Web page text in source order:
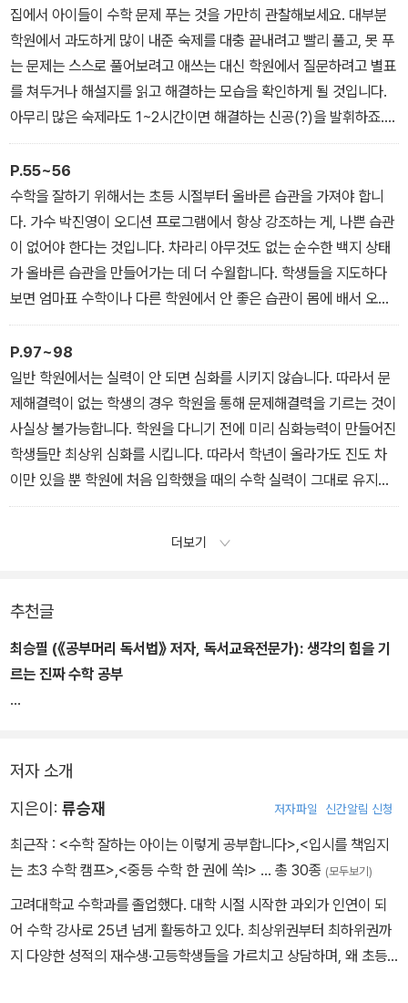
--- 「학년이 올라갈수록 수학 성적이 떨어지는 이유」 중에서
집에서 아이들이 수학 문제 푸는 것을 가만히 관찰해보세요. 대부분
학원에서 과도하게 많이 내준 숙제를 대충 끝내려고 빨리 풀고, 못 푸
는 문제는 스스로 풀어보려고 애쓰는 대신 학원에서 질문하려고 별표
를 쳐두거나 해설지를 읽고 해결하는 모습을 확인하게 될 것입니다.
아무리 많은 숙제라도 1~2시간이면 해결하는 신공(?)을 발휘하죠.
이처럼 조금 생각하고 모르는 것은 질문하거나 해설지를 보는 습관은
대개 초등학교 때부터 길러집니다. 이 버릇을 잡지 않으면, 절대 수학
을 잘할 수 없습니다. 문제를 많이 푼다고 해서 수학 실력이 늘지 않습
니다. 적은 문제라도 모든 문제를 자기 스스로 고민해서 해결하는 경
험을 쌓아야 실력이 늘어납니다.
--- 「학년이 올라갈수록 수학 성적이 떨어지는 이유」 중에서
P.55~56
수학을 잘하기 위해서는 초등 시절부터 올바른 습관을 가져야 합니
다. 가수 박진영이 오디션 프로그램에서 항상 강조하는 게, 나쁜 습관
이 없어야 한다는 것입니다. 차라리 아무것도 없는 순수한 백지 상태
가 올바른 습관을 만들어가는 데 더 수월합니다. 학생들을 지도하다
보면 엄마표 수학이나 다른 학원에서 안 좋은 습관이 몸에 배서 오는
경우가 있습니다. 중학생만 돼도 교정하기 힘들고, 고등학생 때부터
는 교정이 거의 불가능합니다. 처음 수학을 하는 초등 순간부터 올바
른 습관을 만들어야 하는 이유입니다.
다음의 다섯 가지 ‘수학 잘하는 습관’은 초등 때 반드시 익혀야 하는
것들입니다. 이 책의 내용은 이 다섯 가지 습관을 기르기 위한 방법론
이라고 해도 과언이 아닙니다.
--- 「올바른 수학 공부가 수학 성적을 결정한다」 중에서
P.97~98
일반 학원에서는 실력이 안 되면 심화를 시키지 않습니다. 따라서 문
제해결력이 없는 학생의 경우 학원을 통해 문제해결력을 기르는 것이
사실상 불가능합니다. 학원을 다니기 전에 미리 심화능력이 만들어진
학생들만 최상위 심화를 시킵니다. 따라서 학년이 올라가도 진도 차
이만 있을 뿐 학원에 처음 입학했을 때의 수학 실력이 그대로 유지되
는 경우가 많습니다. 그러므로 아이의 실력이 부족해도 심화를 시키
끝낼 수 있습니다. 그리고 점점 속도는 빨라져서 6학년쯤 되면, 1~2
--- 「올바른 수학 공부가 수학 성적을 결정한다」 중에서
더보기
추천글
최승필 (《공부머리 독서법》 저자, 독서교육전문가): 생각의 힘을 기
르는 진짜 수학 공부
을 써줄 수학 선생님을 찾고 싶었기 때문입니다. 눈앞의 내신 성적만
을 위해 풀이 위주로 학습하거나 무턱대고 선행학습만 하다가 노력의
런 우를 범하지 않게 해줄, 또 이미 범한 잘못을 되돌릴 수 있게 해줄
그런 책이 꼭 필요하다고 생각했습니다. 그리고 저는 ‘이 선생님이라
면 그런 책을 쓸 수 있지 않을까?’ 하는 분을 찾아냈습니다. 바로 이
책을 쓰신 류승재 선생님입니다. 그런데 제가 연락드리려고 했을 그
무렵, 선생님은 이미 책 출간을 목전에 둔 상태였어요. 제가 한발 늦고
저자 소개
지은이: 류승재 저자파일 신간알림 신청
최근작 : <수학 잘하는 아이는 이렇게 공부합니다> <입시를 책임지
는 초3 수학 캠프> <중등 수학 한 권에 쏙!> … 총 30종 (모두보기)
고려대학교 수학과를 졸업했다. 대학 시절 시작한 과외가 인연이 되
어 수학 강사로 25년 넘게 활동하고 있다. 최상위권부터 최하위권까
지 다양한 성적의 재수생·고등학생들을 가르치고 상담하며, 왜 초등·